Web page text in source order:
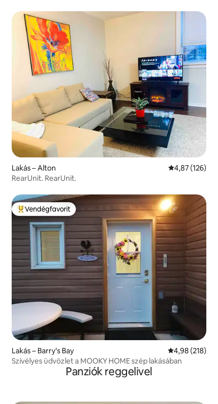
Lakás – Alton Átlagos
4,87 (126)
RearUnit. RearUnit.
Kiemelt vendégfavorit
Vendégfavorit
Lakás – Barry's Bay Átlagos
4,98 (218)
Szívélyes üdvözlet a MOOKY HOME szép lakásában
Panziók reggelivel